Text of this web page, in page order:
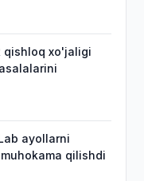
qishloq xo'jaligi
ayollarni
qilishdi